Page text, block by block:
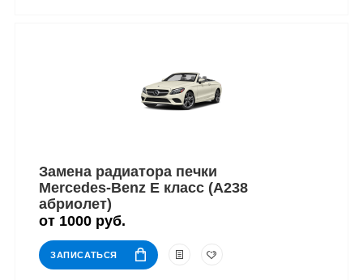
Замена радиатора печки
Mercedes-Benz E класс (A238
абриолет)
от 1000 руб.
ЗАПИСАТЬСЯ